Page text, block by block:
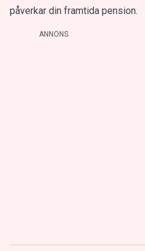
påverkar din framtida pension.
ANNONS